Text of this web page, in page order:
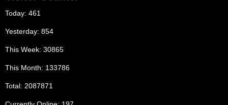
Today: 461
Yesterday: 854
This Week: 30865
This Month: 133786
Total: 2087871